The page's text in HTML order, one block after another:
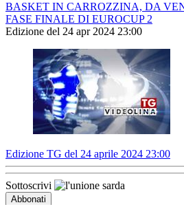
BASKET IN CARROZZINA, DA
FASE FINALE DI EUROCUP 2
Edizione del 24 apr 2024 23:00
Edizione TG del 24 aprile 2024 23:00
Sottoscrivi